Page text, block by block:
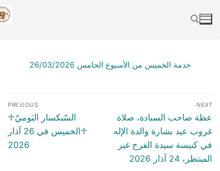
Skip
to
Search for:
خدمة الخميس من الأسبوع الخامس 26/03/2026
Post
navigation
PREVIOUS
Previous
post:
♱السّنكسار اليَوميّ
♱الخميس في 26 آذار
2026
NEXT
Next
post:
عظة صاحب السيادة، صلاة
غروب عيد بشارة والدة الإله
في كنيسة سيدة الفرح غير
المنتظر، 24 آذار 2026